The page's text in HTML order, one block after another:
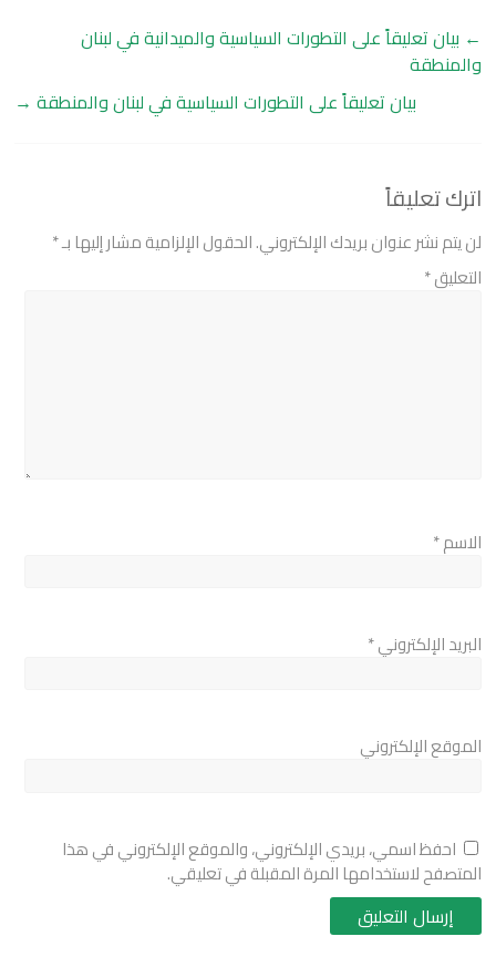
← بيان تعليقاً على التطورات السياسية والميدانية في لبنان
والمنطقة
بيان تعليقاً على التطورات السياسية في لبنان والمنطقة →
اترك تعليقاً
لن يتم نشر عنوان بريدك الإلكتروني.الحقول الإلزامية مشار إليها بـ*
التعليق*
الاسم*
البريد الإلكتروني*
الموقع الإلكتروني
احفظ اسمي، بريدي الإلكتروني، والموقع الإلكتروني في هذا
المتصفح لاستخدامها المرة المقبلة في تعليقي.